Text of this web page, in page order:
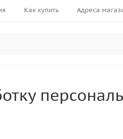
Как купить Адреса